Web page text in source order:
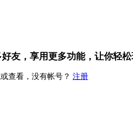
友，享用更多功能，让你轻
查看，没有帐号？ 注册